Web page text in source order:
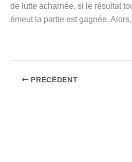
de lutte acharnée, si le résultat
émeut la partie est gagnée.
PRÉCÉDENT